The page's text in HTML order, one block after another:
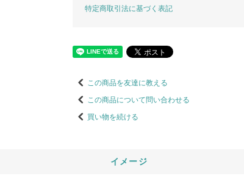
特定商取引法に基づく表記
この商品を友達に教える
この商品について問い合わせる
買い物を続ける
イメージ